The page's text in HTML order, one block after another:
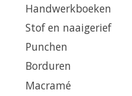
Handwerkboeken
Stof en naaigerief
Punchen
Borduren
Macramé